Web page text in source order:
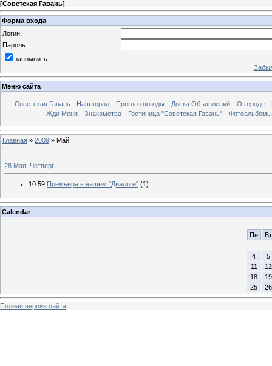
[Советская Гавань]
Форма входа
Логин:
Пароль:
запомнить
Меню сайта
Советская Гавань - Наш город Прогноз погоды Доска Объявлений О городе
Жди Меня
Знакомства Гостиница "Советская Гавань" Фотоальбомы
Главная » 2009 » Май
28 Мая, Четверг
10:59 Премьера в нашем "Диалоге" (1)
Calendar
Пн Вт
4
5
11
12
18
19
25
26
Полная версия сайта